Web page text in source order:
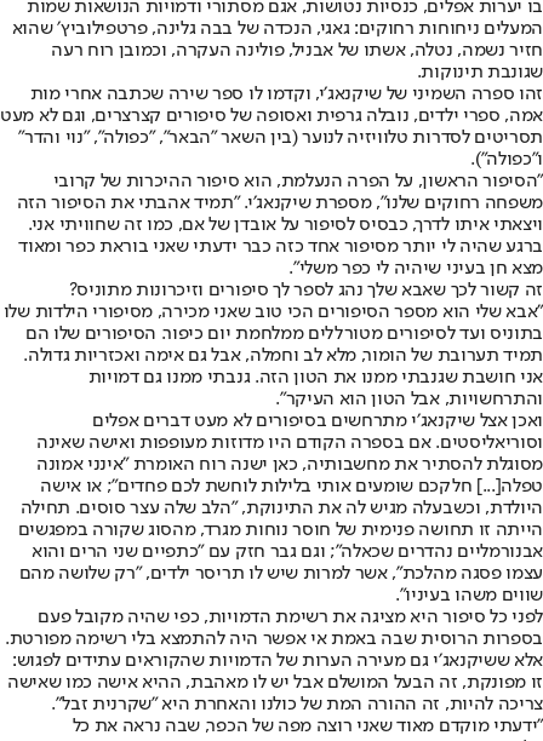
בו יערות אפלים, כנסיות נטושות, אגם מסתורי ודמויות הנושאות שמות
המעלים ניחוחות רחוקים: גאגי, הנכדה של בבה גלינה, פרטפילוביץ׳ שהוא
חזיר נשמה, נטלה, אשתו של אבניל, פולינה העקרה, וכמובן רוח רעה
שגונבת תינוקות.
זהו ספרה השמיני של שיקנאג׳י, וקדמו לו ספר שירה שכתבה אחרי מות
אמה, ספרי ילדים, נובלה גרפית ואסופה של סיפורים קצרצרים, וגם לא מעט
תסריטים לסדרות טלוויזיה לנוער (בין השאר ״הבאר״, ״כפולה״, ״נוי והדר״
ו״כפולה״).
״הסיפור הראשון, על הפרה הנעלמת, הוא סיפור ההיכרות של קרובי
משפחה רחוקים שלנו", מספרת שיקנאג׳י. ״תמיד אהבתי את הסיפור הזה
ויצאתי איתו לדרך, כבסיס לסיפור על אובדן של אם, כמו זה שחוויתי אני.
ברגע שהיה לי יותר מסיפור אחד כזה כבר ידעתי שאני בוראת כפר ומאוד
מצא חן בעיני שיהיה לי כפר משלי".
זה קשור לכך שאבא שלך נהג לספר לך סיפורים וזיכרונות מתוניס?
״אבא שלי הוא מספר הסיפורים הכי טוב שאני מכירה, מסיפורי הילדות שלו
בתוניס ועד לסיפורים מטורללים ממלחמת יום כיפור. הסיפורים שלו הם
תמיד תערובת של הומור, מלא לב וחמלה, אבל גם אימה ואכזריות גדולה.
אני חושבת שגנבתי ממנו את הטון הזה. גנבתי ממנו גם דמויות
והתרחשויות, אבל הטון הוא העיקר".
ואכן אצל שיקנאג׳י מתרחשים בסיפורים לא מעט דברים אפלים
וסוריאליסטים. אם בספרה הקודם היו מדוזות מעופפות ואישה שאינה
מסוגלת להסתיר את מחשבותיה, כאן ישנה רוח האומרת ״אינני אמונה
טפלה[...] חלקכם שומעים אותי בלילות לוחשת לכם פחדים"; או אישה
היולדת, וכשבעלה מגיש לה את התינוקת, ״הלב שלה עצר סוסים. תחילה
הייתה זו תחושה פנימית של חוסר נוחות מגרד, מהסוג שקורה במפגשים
אבנורמליים נהדרים שכאלה"; וגם גבר חזק עם ״כתפיים שני הרים והוא
עצמו פסגה מהלכת״, אשר למרות שיש לו תריסר ילדים, ״רק שלושה מהם
שווים משהו בעיניו".
לפני כל סיפור היא מציגה את רשימת הדמויות, כפי שהיה מקובל פעם
בספרות הרוסית שבה באמת אי אפשר היה להתמצא בלי רשימה מפורטת.
אלא ששיקנאג׳י גם מעירה הערות של הדמויות שהקוראים עתידים לפגוש:
זו מפונקת, זה הבעל המושלם אבל יש לו מאהבת, ההיא אישה כמו שאישה
צריכה להיות, זה ההורה המת של כולנו והאחרת היא ״שקרנית זבל".
״ידעתי מוקדם מאוד שאני רוצה מפה של הכפר, שבה נראה את כל